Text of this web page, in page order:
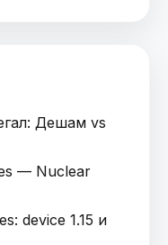
Дешам vs
— Nuclear
device 1.15 и